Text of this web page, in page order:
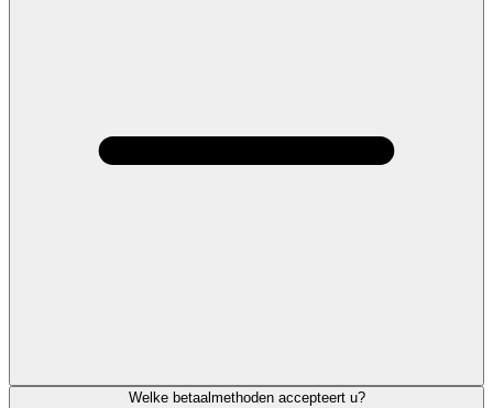
Welke betaalmethoden accepteert u?